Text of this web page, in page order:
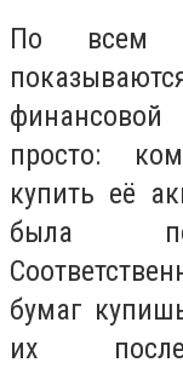
По всем
просто:
купить её
была
бумаг
их